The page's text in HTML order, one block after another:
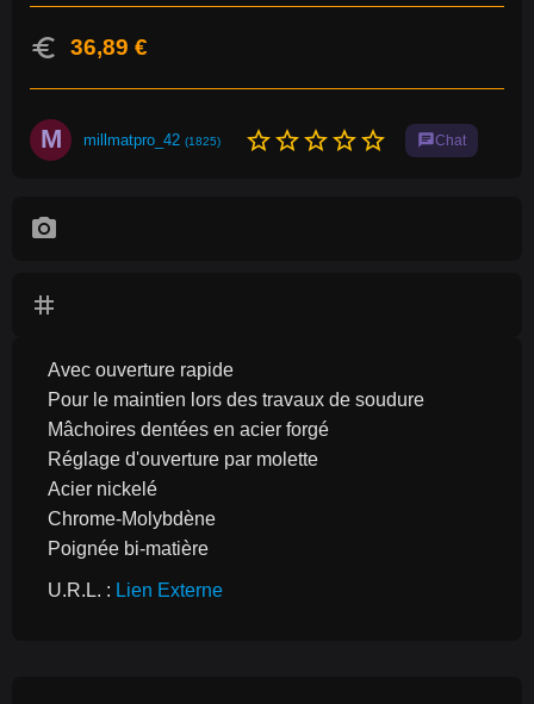
euro 36,89 €
M millmatpro_42 (1825) star_borderstar_borderstar_borderstar_borderstar_border chatChat
photo_camera
tag
Avec ouverture rapide
Pour le maintien lors des travaux de soudure
Mâchoires dentées en acier forgé
Réglage d'ouverture par molette
Acier nickelé
Chrome-Molybdène
Poignée bi-matière
U.R.L. : Lien Externe